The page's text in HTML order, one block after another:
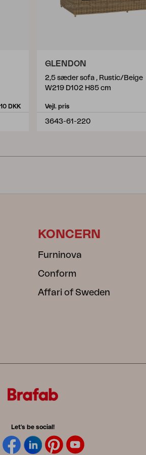
DKK
GLENDON
2,5 sæder sofa , Rustic/Beige
W219 D102 H85 cm
Vejl. pris
3643-61-220
KONCERN
Furninova
Conform
Affari of Sweden
Let's be social!